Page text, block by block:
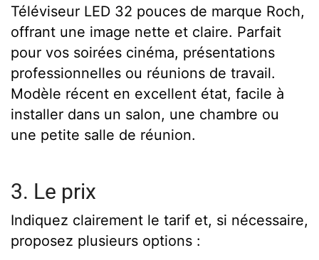
Téléviseur LED 32 pouces de marque Roch,
offrant une image nette et claire. Parfait
pour vos soirées cinéma, présentations
professionnelles ou réunions de travail.
Modèle récent en excellent état, facile à
installer dans un salon, une chambre ou
une petite salle de réunion.
3. Le prix
Indiquez clairement le tarif et, si nécessaire,
proposez plusieurs options :